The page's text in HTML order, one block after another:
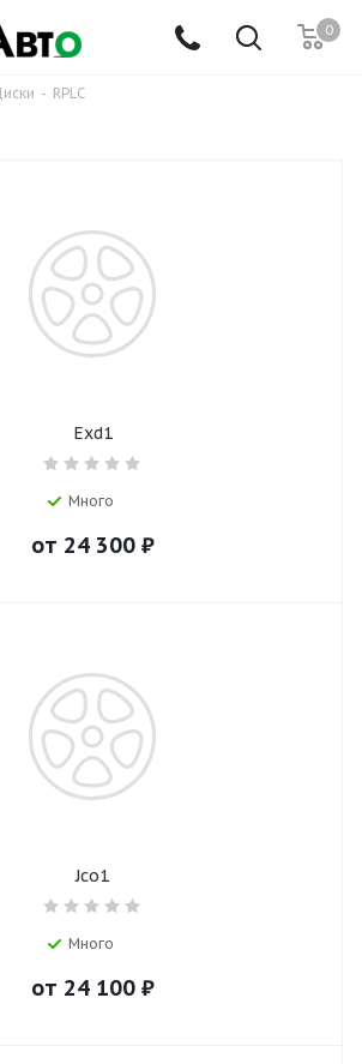
0
- RPLC
Exd1
Много
от 24 300₽
Jco1
Много
от 24 100₽